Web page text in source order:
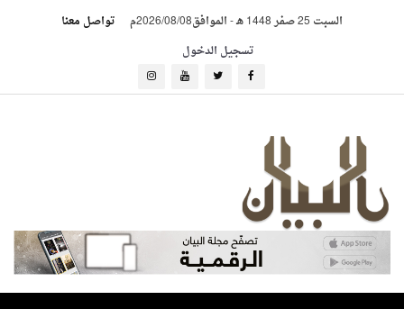
السبت 25 صفر 1448 هـ -الموافق2026/08/08م
تواصل معنا
تسجيل الدخول